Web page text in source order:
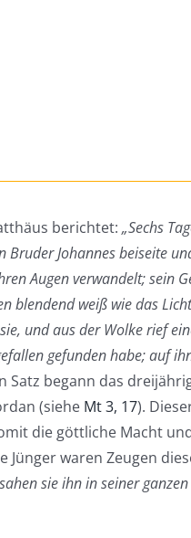
berichtet: „Sechs
Bruder Johannes beiseite
Augen verwandelt; sein
blendend weiß wie das
und aus der Wolke rief
gefunden habe; auf
Satz begann das
(siehe Mt 3, 17).
die göttliche Macht
Jünger waren Zeugen
sie ihn in seiner